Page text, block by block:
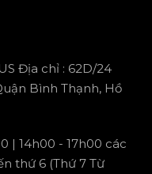
Địa chỉ : 62D/24
Bình Thạnh, Hồ
| 14h00 - 17h00 các
thứ 6 (Thứ 7 Từ